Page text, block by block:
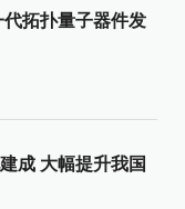
拓扑量子器件发
成 大幅提升我国